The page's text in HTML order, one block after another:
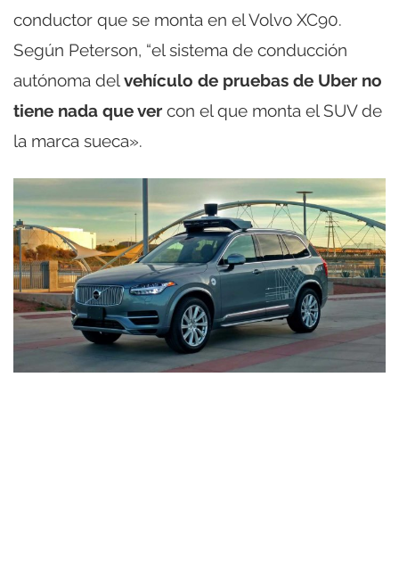
conductor que se monta en el Volvo XC90.
Según Peterson, “el sistema de conducción
autónoma delvehículo de pruebas de Uber no
tiene nada que ver con el que monta el SUV de
la marca sueca».